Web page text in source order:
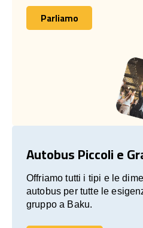
Parliamo
Parliamo
Autobus Piccoli e
Offriamo tutti i tipi e le
autobus per tutte le
gruppo a Baku.